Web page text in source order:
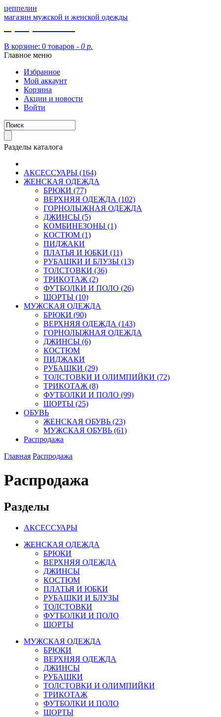
цеппелин
магазин мужской и женской одежды
В корзине: 0 товаров - 0 р.
Главное меню
Избранное
Мой аккаунт
Корзина
Акции и новости
Войти
Разделы каталога
АКСЕССУАРЫ (164)
ЖЕНСКАЯ ОДЕЖДА
БРЮКИ (77)
ВЕРХНЯЯ ОДЕЖДА (102)
ГОРНОЛЫЖНАЯ ОДЕЖДА
ДЖИНСЫ (5)
КОМБИНЕЗОНЫ (1)
КОСТЮМ (1)
ПИДЖАКИ
ПЛАТЬЯ И ЮБКИ (11)
РУБАШКИ И БЛУЗЫ (13)
ТОЛСТОВКИ (36)
ТРИКОТАЖ (2)
ФУТБОЛКИ И ПОЛО (26)
ШОРТЫ (10)
МУЖСКАЯ ОДЕЖДА
БРЮКИ (90)
ВЕРХНЯЯ ОДЕЖДА (143)
ГОРНОЛЫЖНАЯ ОДЕЖДА
ДЖИНСЫ (6)
КОСТЮМ
ПИДЖАКИ
РУБАШКИ (29)
ТОЛСТОВКИ И ОЛИМПИЙКИ (72)
ТРИКОТАЖ (8)
ФУТБОЛКИ И ПОЛО (99)
ШОРТЫ (25)
ОБУВЬ
ЖЕНСКАЯ ОБУВЬ (23)
МУЖСКАЯ ОБУВЬ (61)
Распродажа
Главная Распродажа
Распродажа
Разделы
АКСЕССУАРЫ
ЖЕНСКАЯ ОДЕЖДА
БРЮКИ
ВЕРХНЯЯ ОДЕЖДА
ДЖИНСЫ
КОСТЮМ
ПЛАТЬЯ И ЮБКИ
РУБАШКИ И БЛУЗЫ
ТОЛСТОВКИ
ФУТБОЛКИ И ПОЛО
ШОРТЫ
МУЖСКАЯ ОДЕЖДА
БРЮКИ
ВЕРХНЯЯ ОДЕЖДА
ДЖИНСЫ
РУБАШКИ
ТОЛСТОВКИ И ОЛИМПИЙКИ
ТРИКОТАЖ
ФУТБОЛКИ И ПОЛО
ШОРТЫ